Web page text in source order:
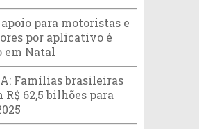
para motoristas e
por aplicativo é
em Natal
Famílias brasileiras
R$ 62,5 bilhões para